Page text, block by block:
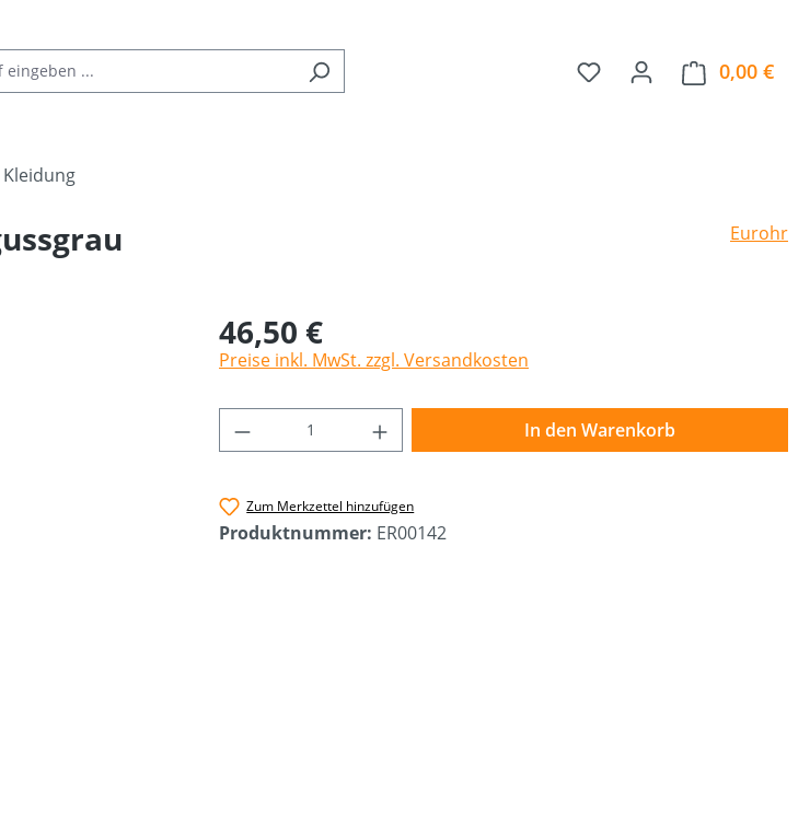
0,00 €
Kleidung
Eurohr
46,50 €
Preise inkl. MwSt. zzgl. Versandkosten
Produkt Anzahl: Gib den gewünschten Wert
In den Warenkorb
Zum Merkzettel hinzufügen
Produktnummer: ER00142